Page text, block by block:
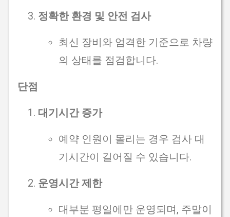
정확한 환경 및 안전 검사
최신 장비와 엄격한 기준으로 차량
의 상태를 점검합니다.
단점
대기시간 증가
예약 인원이 몰리는 경우 검사 대
기시간이 길어질 수 있습니다.
운영시간 제한
대부분 평일에만 운영되며, 주말이